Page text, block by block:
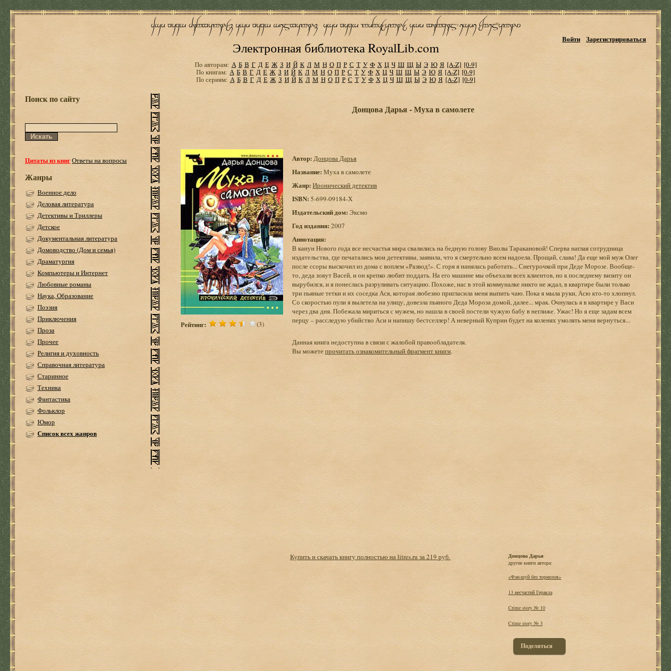
Электронная библиотека RoyalLib.com
Войти Зарегистрироваться
По авторам: А Б В Г Д Е Ж З И Й К Л М Н О П Р С Т У Ф Х Ц Ч Ш Щ Ы Э Ю Я [A-Z] [0-9]
По книгам: А Б В Г Д Е Ж З И Й К Л М Н О П Р С Т У Ф Х Ц Ч Ш Щ Ы Э Ю Я [A-Z] [0-9]
По сериям: А Б В Г Д Е Ж З И Й К Л М Н О П Р С Т У Ф Х Ц Ч Ш Щ Ы Э Ю Я [A-Z] [0-9]
Поиск по сайту
Цитаты из книгОтветы на вопросы
Жанры
Военное дело
Деловая литература
Детективы и Триллеры
Детское
Документальная литература
Домоводство (Дом и семья)
Драматургия
Компьютеры и Интернет
Любовные романы
Наука, Образование
Поэзия
Приключения
Проза
Прочее
Религия и духовность
Справочная литература
Старинное
Техника
Фантастика
Фольклор
Юмор
Список всех жанров
Донцова Дарья - Муха в самолете
Рейтинг: (3)
Автор: Донцова Дарья
Название: Муха в самолете
Жанр: Иронический детектив
ISBN: 5-699-09184-Х
Издательский дом: Эксмо
Год издания: 2007
Аннотация:
В канун Нового года все несчастья мира свалились на бедную голову Виолы Таракановой! Сперва наглая сотрудница
издательства, где печатались мои детективы, заявила, что я смертельно всем надоела. Прощай, слава! Да еще мой муж Олег
после ссоры выскочил из дома с воплем «Развод!». С горя я нанялась работать... Снегурочкой при Деде Морозе. Вообще-
то, деда зовут Васей, и он крепко любит поддать. На его машине мы объехали всех клиентов, но к последнему визиту он
вырубился, и я понеслась разруливать ситуацию. Похоже, нас в этой коммуналке никто не ждал, в квартире были только
три пьяные тетки и их соседка Ася, которая любезно пригласила меня выпить чаю. Пока я мыла руки, Асю кто-то хлопнул.
Со скоростью пули я вылетела на улицу, довезла пьяного Деда Мороза домой, далее... мрак. Очнулась я в квартире у Васи
через два дня. Побежала мириться с мужем, но нашла в своей постели чужую бабу в неглиже. Ужас! Но я еще задам всем
перцу – расследую убийство Аси и напишу бестселлер! А неверный Куприн будет на коленях умолять меня вернуться...
Данная книга недоступна в связи с жалобой правообладателя.
Вы можетепрочитать ознакомительный фрагмент книги.
Купить и скачать книгу полностью на litres.ru за 219 руб.
Донцова Дарья
другие книги автора:
«Фэн-шуй без тормозов»
13 несчастий Геракла
Crime story № 10
Crime story № 3
Поделиться